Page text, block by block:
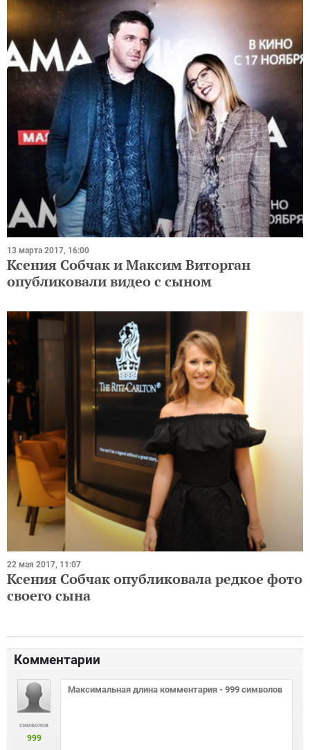
13 марта 2017, 16:00
Ксения Собчак и Максим Виторган
опубликовали видео с сыном
22 мая 2017, 11:07
Ксения Собчак опубликовала редкое фото
своего сына
Комментарии
символов
999